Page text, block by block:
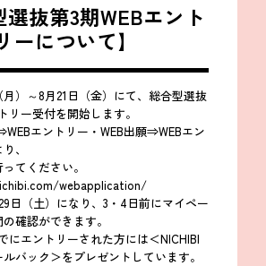
選抜第3期WEBエント
リーについて】
月）～8月21日（金）にて、総合型選抜
リー受付を開始します。
エントリー・WEB出願⇒WEBエン
、
てください。
webapplication/
日（土）になり、3・4日前にマイペー
確認ができます。
にエントリーされた方には＜NICHIBI
バック＞をプレゼントしています。